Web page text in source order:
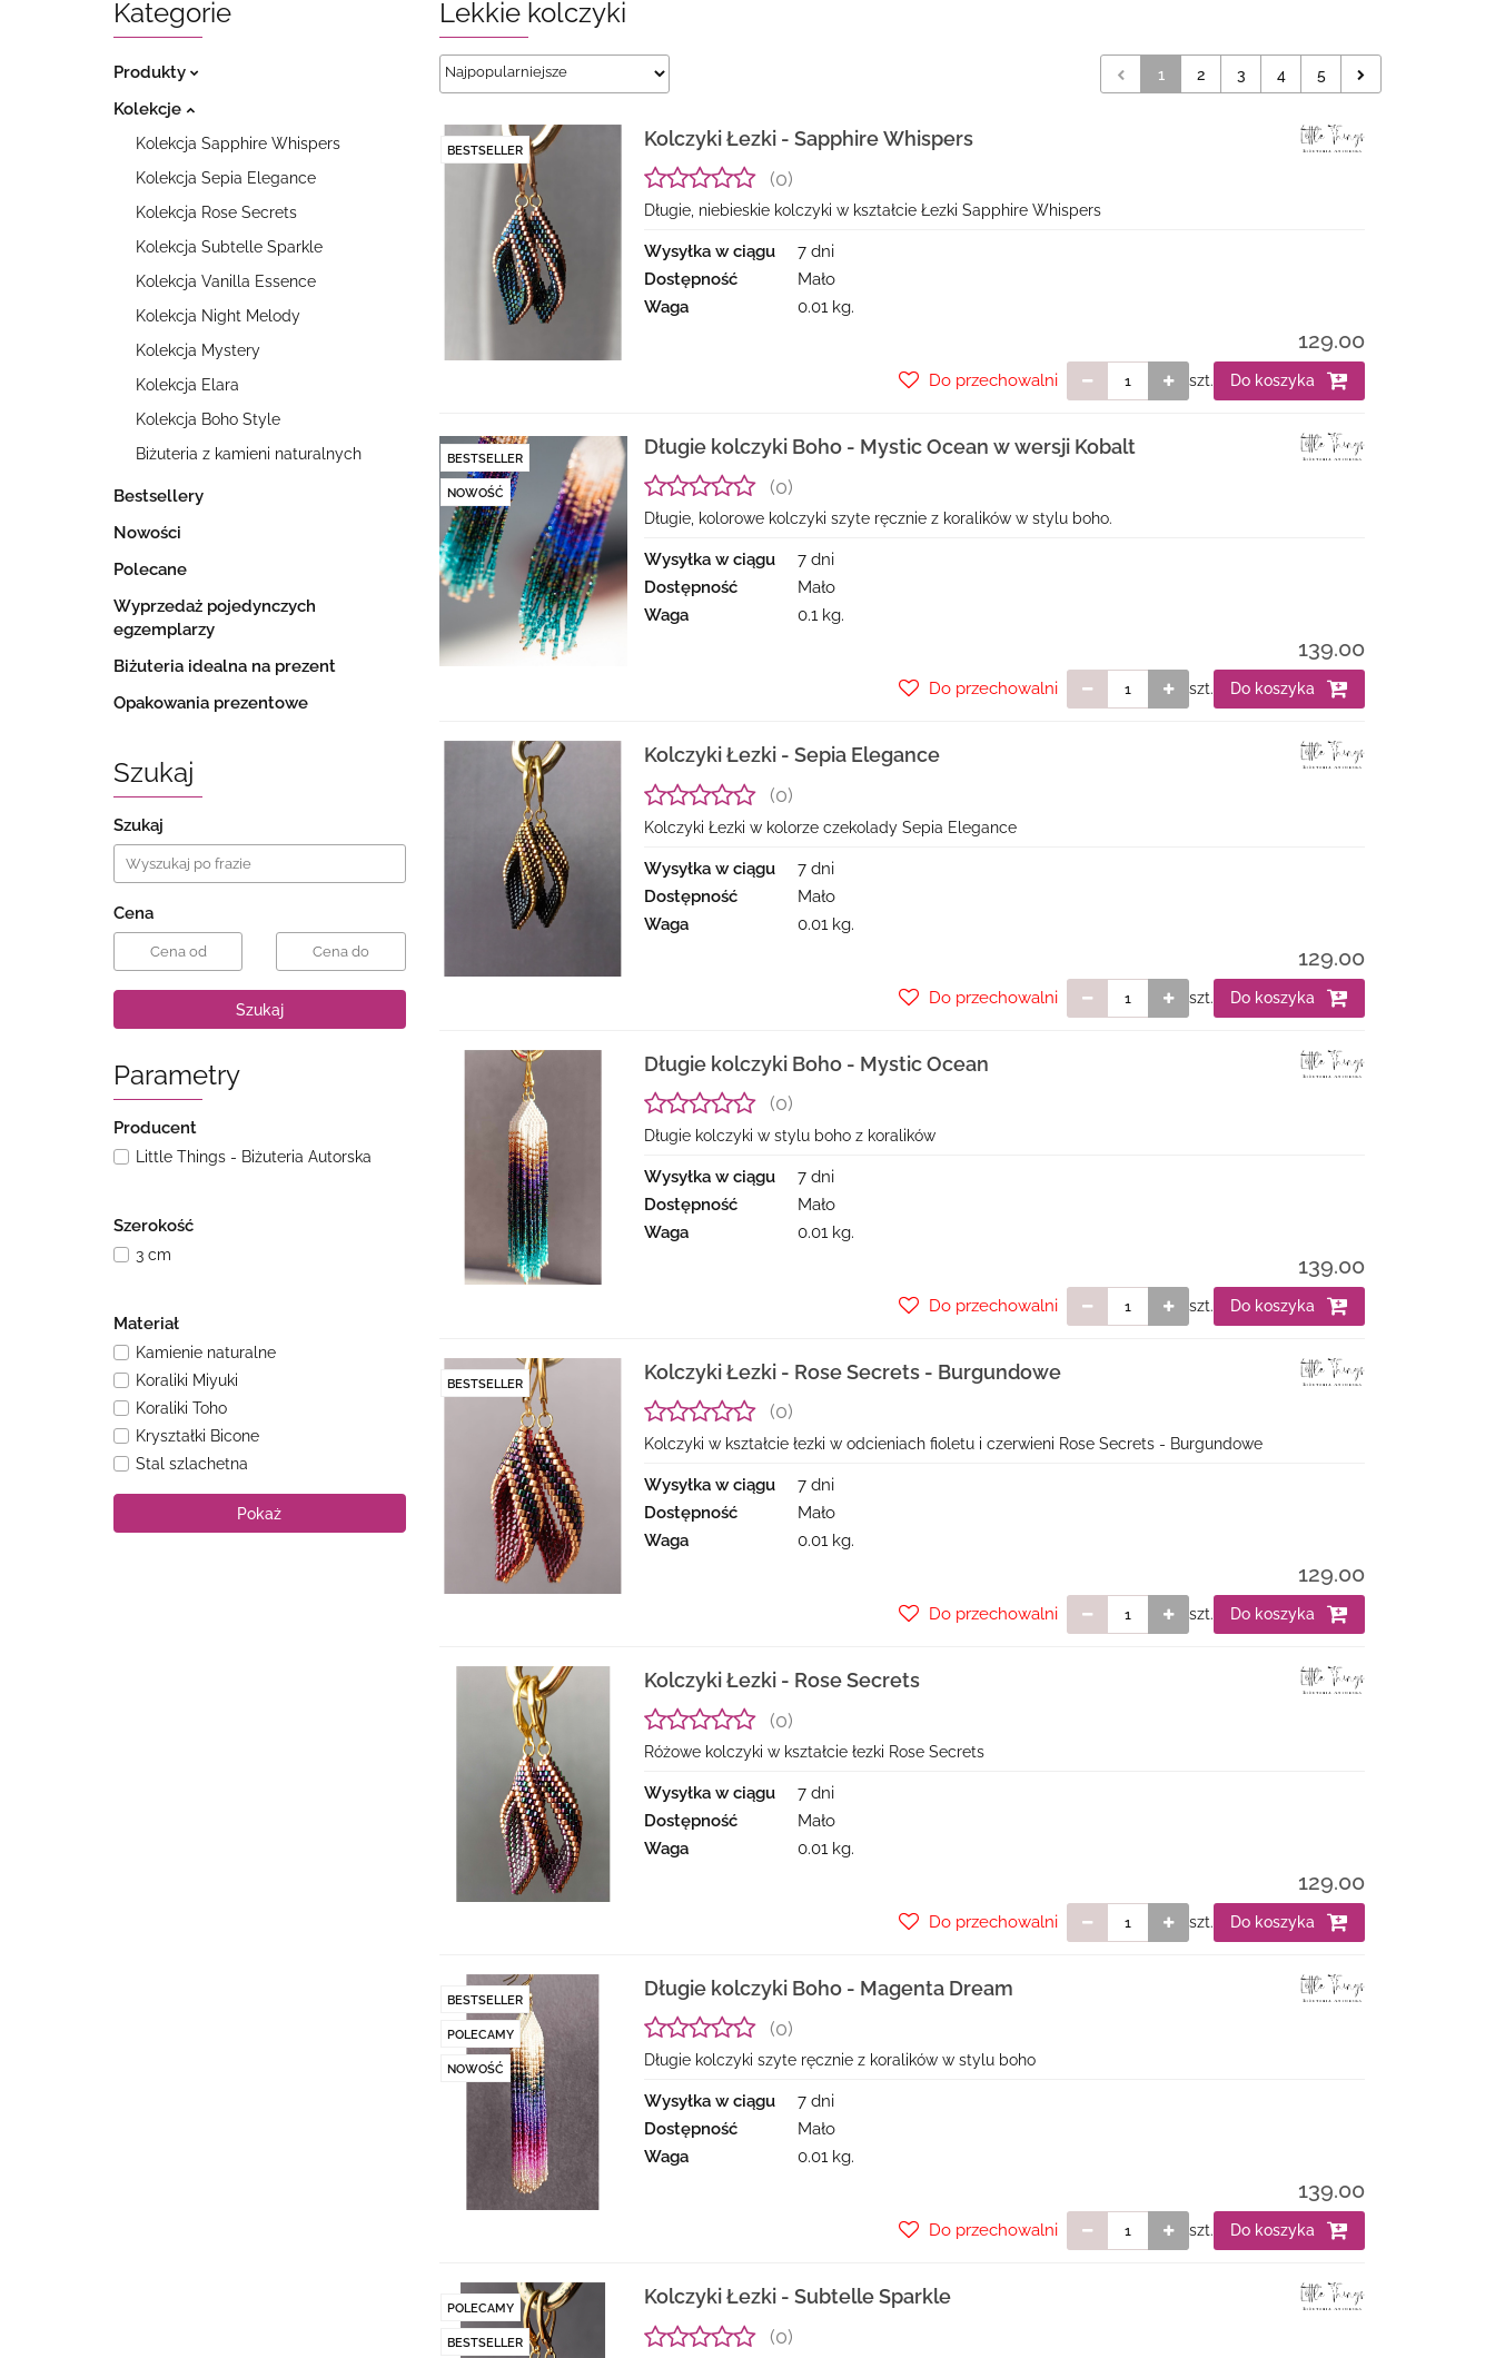
Kategorie
Produkty
Kolekcje
Kolekcja Sapphire Whispers
Kolekcja Sepia Elegance
Kolekcja Rose Secrets
Kolekcja Subtelle Sparkle
Kolekcja Vanilla Essence
Kolekcja Night Melody
Kolekcja Mystery
Kolekcja Elara
Kolekcja Boho Style
Biżuteria z kamieni naturalnych
Bestsellery
Nowości
Polecane
Wyprzedaż pojedynczych
egzemplarzy
Biżuteria idealna na prezent
Opakowania prezentowe
Szukaj
Szukaj
Cena
Szukaj
Parametry
Producent
Little Things - Biżuteria Autorska
Szerokość
3 cm
Materiał
Kamienie naturalne
Koraliki Miyuki
Koraliki Toho
Kryształki Bicone
Stal szlachetna
Pokaż
Lekkie kolczyki
1 2 3 4 5
BESTSELLER
Kolczyki Łezki - Sapphire Whispers
(0)
Długie, niebieskie kolczyki w kształcie Łezki Sapphire Whispers
Wysyłka w ciągu
7 dni
Dostępność
Mało
Waga
0.01 kg.
129.00
szt. Do koszyka
Do przechowalni
BESTSELLER
NOWOŚĆ
Długie kolczyki Boho - Mystic Ocean w wersji Kobalt
(0)
Długie, kolorowe kolczyki szyte ręcznie z koralików w stylu boho.
Wysyłka w ciągu
7 dni
Dostępność
Mało
Waga
0.1 kg.
139.00
szt. Do koszyka
Do przechowalni
Kolczyki Łezki - Sepia Elegance
(0)
Kolczyki Łezki w kolorze czekolady Sepia Elegance
Wysyłka w ciągu
7 dni
Dostępność
Mało
Waga
0.01 kg.
129.00
szt. Do koszyka
Do przechowalni
Długie kolczyki Boho - Mystic Ocean
(0)
Długie kolczyki w stylu boho z koralików
Wysyłka w ciągu
7 dni
Dostępność
Mało
Waga
0.01 kg.
139.00
szt. Do koszyka
Do przechowalni
BESTSELLER
Kolczyki Łezki - Rose Secrets - Burgundowe
(0)
Kolczyki w kształcie łezki w odcieniach fioletu i czerwieni Rose Secrets - Burgundowe
Wysyłka w ciągu
7 dni
Dostępność
Mało
Waga
0.01 kg.
129.00
szt. Do koszyka
Do przechowalni
Kolczyki Łezki - Rose Secrets
(0)
Różowe kolczyki w kształcie łezki Rose Secrets
Wysyłka w ciągu
7 dni
Dostępność
Mało
Waga
0.01 kg.
129.00
szt. Do koszyka
Do przechowalni
BESTSELLER
POLECAMY
NOWOŚĆ
Długie kolczyki Boho - Magenta Dream
(0)
Długie kolczyki szyte ręcznie z koralików w stylu boho
Wysyłka w ciągu
7 dni
Dostępność
Mało
Waga
0.01 kg.
139.00
szt. Do koszyka
Do przechowalni
POLECAMY
BESTSELLER
Kolczyki Łezki - Subtelle Sparkle
(0)